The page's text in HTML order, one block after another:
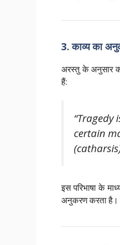
3. काव्य का
अरस्तु के अनुसार
हैं:
certain
इस परिभाषा के
अनुकरण करता है।